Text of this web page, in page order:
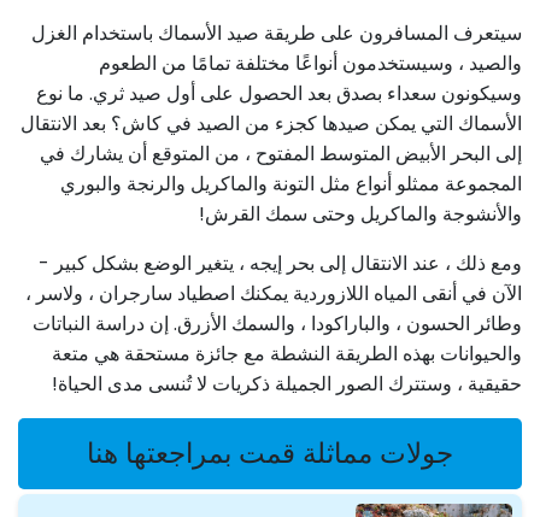
سيتعرف المسافرون على طريقة صيد الأسماك باستخدام الغزل
والصيد ، وسيستخدمون أنواعًا مختلفة تمامًا من الطعوم
وسيكونون سعداء بصدق بعد الحصول على أول صيد ثري. ما نوع
الأسماك التي يمكن صيدها كجزء من الصيد في كاش؟ بعد الانتقال
إلى البحر الأبيض المتوسط ​​المفتوح ، من المتوقع أن يشارك في
المجموعة ممثلو أنواع مثل التونة والماكريل والرنجة والبوري
والأنشوجة والماكريل وحتى سمك القرش!
ومع ذلك ، عند الانتقال إلى بحر إيجه ، يتغير الوضع بشكل كبير -
الآن في أنقى المياه اللازوردية يمكنك اصطياد سارجران ، ولاسر ،
وطائر الحسون ، والباراكودا ، والسمك الأزرق. إن دراسة النباتات
والحيوانات بهذه الطريقة النشطة مع جائزة مستحقة هي متعة
حقيقية ، وستترك الصور الجميلة ذكريات لا تُنسى مدى الحياة!
جولات مماثلة قمت بمراجعتها هنا